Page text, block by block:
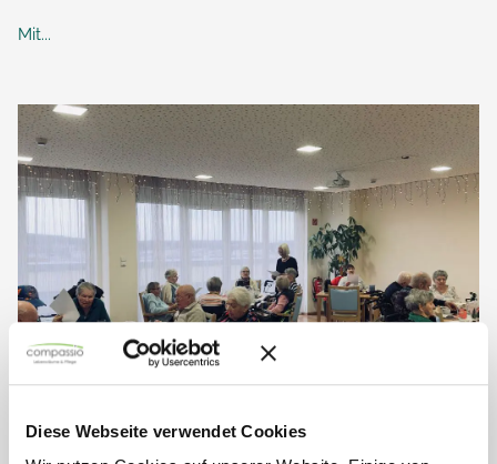
Diese Webseite verwendet Cookies
Mit...
Gemeinsamkeit am 2. Advent –